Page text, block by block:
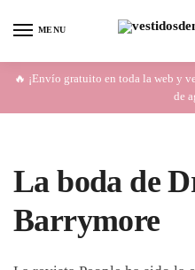
MENU
🔥 ¡Envío gratuito en toda la web y
de
La boda de
Barrymore